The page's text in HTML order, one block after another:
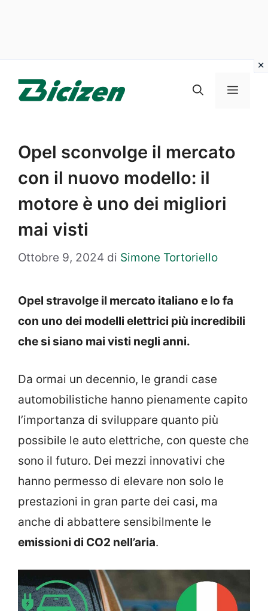
Menu
Opel sconvolge il mercato
con il nuovo modello: il
motore è uno dei migliori
mai visti
Ottobre 9, 2024 di Simone Tortoriello
Opel stravolge il mercato italiano e lo fa
con uno dei modelli elettrici più incredibili
che si siano mai visti negli anni.
Da ormai un decennio, le grandi case
automobilistiche hanno pienamente capito
l’importanza di sviluppare quanto più
possibile le auto elettriche, con queste che
sono il futuro. Dei mezzi innovativi che
hanno permesso di elevare non solo le
prestazioni in gran parte dei casi, ma
anche di abbattere sensibilmente le
emissioni di CO2 nell’aria.